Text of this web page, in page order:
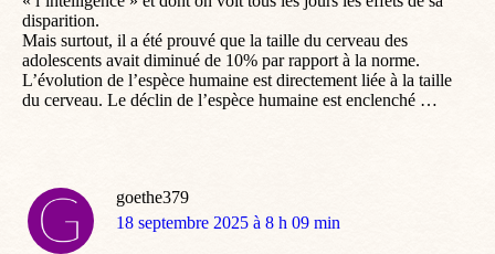
disparition.
Mais surtout, il a été prouvé que la taille du cerveau des
adolescents avait diminué de 10% par rapport à la norme.
L’évolution de l’espèce humaine est directement liée à la taille
du cerveau. Le déclin de l’espèce humaine est enclenché …
goethe379
dit
18 septembre 2025 à 8 h 09 min